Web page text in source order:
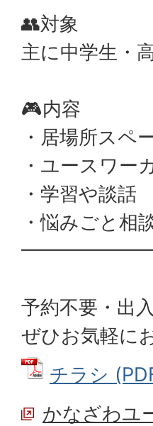
👥対象
主に中学生・
🎮内容
・居場所スペ
・ユースワー
・学習や談話
・悩みごと相
予約不要・出
ぜひお気軽に
チラシ
かなざわユ